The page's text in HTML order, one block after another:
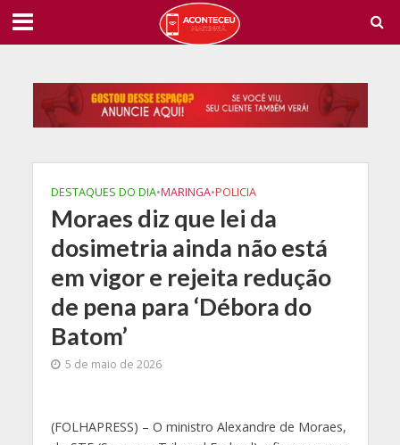
DESTAQUES DO DIA•MARINGA•POLICIA
Moraes diz que lei da
dosimetria ainda não está
em vigor e rejeita redução
de pena para ‘Débora do
Batom’
5 de maio de 2026
(FOLHAPRESS) – O ministro Alexandre de Moraes,